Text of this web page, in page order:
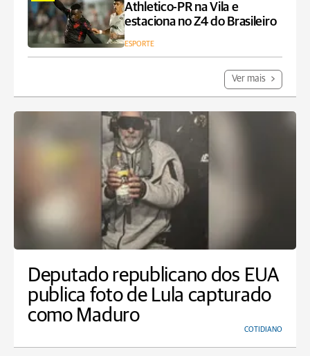
Athletico-PR na Vila e
estaciona no Z4 do Brasileiro
ESPORTE
Ver mais
Deputado republicano dos EUA
publica foto de Lula capturado
como Maduro
COTIDIANO